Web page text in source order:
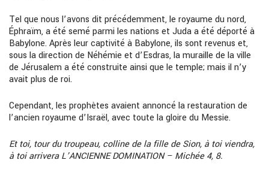
Tel que nous l’avons dit précédemment, le royaume du nord,
Éphraïm, a été semé parmi les nations et Juda a été déporté à
Babylone. Après leur captivité à Babylone, ils sont revenus et,
sous la direction de Néhémie et d’Esdras, la muraille de la ville
de Jérusalem a été construite ainsi que le temple; mais il n’y
avait plus de roi.
Cependant, les prophètes avaient annoncé la restauration de
l’ancien royaume d’Israël, avec toute la gloire du Messie.
Et toi, tour du troupeau, colline de la fille de Sion, à toi viendra,
à toi arrivera L’ANCIENNE DOMINATION – Michée 4, 8.